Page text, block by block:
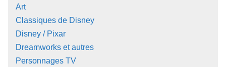
Art
Classiques de Disney
Disney / Pixar
Dreamworks et autres
Personnages TV